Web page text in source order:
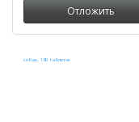
Отложить